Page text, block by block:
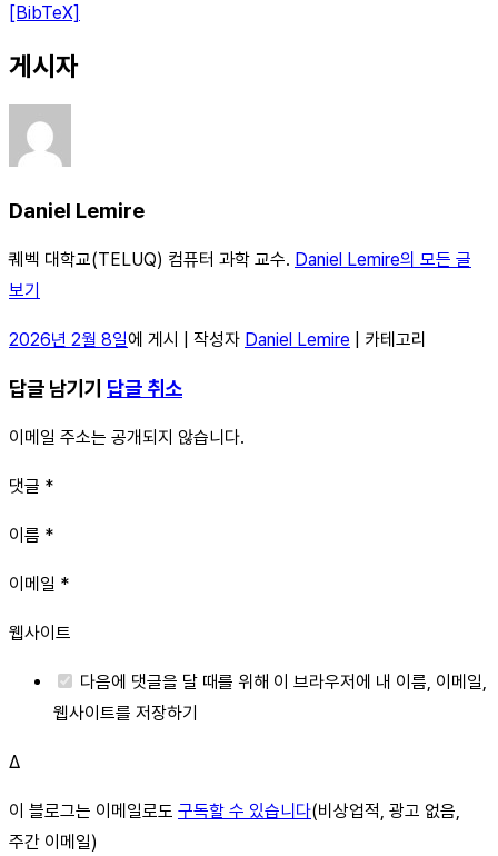
[BibTeX]
게시자
Daniel Lemire
퀘벡 대학교(TELUQ) 컴퓨터 과학 교수. Daniel Lemire의 모든 글
보기
2026년 2월 8일에 게시 | 작성자 Daniel Lemire | 카테고리
답글 남기기 답글 취소
이메일 주소는 공개되지 않습니다.
댓글 *
이름 *
이메일 *
웹사이트
다음에 댓글을 달 때를 위해 이 브라우저에 내 이름, 이메일,
웹사이트를 저장하기
Δ
이 블로그는 이메일로도 구독할 수 있습니다(비상업적, 광고 없음,
주간 이메일)